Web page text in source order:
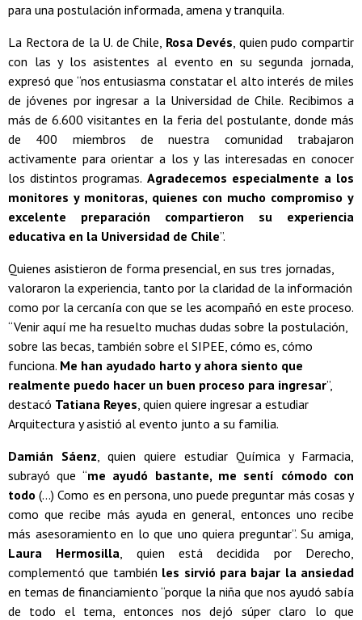
para una postulación informada, amena y tranquila.
La Rectora de la U. de Chile, Rosa Devés , quien pudo compartir
con las y los asistentes al evento en su segunda jornada,
expresó que “nos entusiasma constatar el alto interés de miles
de jóvenes por ingresar a la Universidad de Chile. Recibimos a
más de 6.600 visitantes en la feria del postulante, donde más
de 400 miembros de nuestra comunidad trabajaron
activamente para orientar a los y las interesadas en conocer
los distintos programas. Agradecemos especialmente a los
monitores y monitoras, quienes con mucho compromiso y
excelente preparación compartieron su experiencia
educativa en la Universidad de Chile”.
Quienes asistieron de forma presencial, en sus tres jornadas,
valoraron la experiencia, tanto por la claridad de la información
como por la cercanía con que se les acompañó en este proceso.
“Venir aquí me ha resuelto muchas dudas sobre la postulación,
sobre las becas, también sobre el SIPEE, cómo es, cómo
funciona. Me han ayudado harto y ahora siento que
realmente puedo hacer un buen proceso para ingresar”,
destacó Tatiana Reyes , quien quiere ingresar a estudiar
Arquitectura y asistió al evento junto a su familia.
Damián Sáenz , quien quiere estudiar Química y Farmacia,
subrayó que “me ayudó bastante, me sentí cómodo con
todo (...) Como es en persona, uno puede preguntar más cosas y
como que recibe más ayuda en general, entonces uno recibe
más asesoramiento en lo que uno quiera preguntar”. Su amiga,
Laura Hermosilla , quien está decidida por Derecho,
complementó que también les sirvió para bajar la ansiedad
en temas de financiamiento “porque la niña que nos ayudó sabía
de todo el tema, entonces nos dejó súper claro lo que